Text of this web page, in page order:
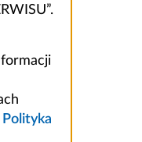
Polityka